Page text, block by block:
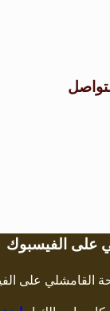
على الفيسبوك